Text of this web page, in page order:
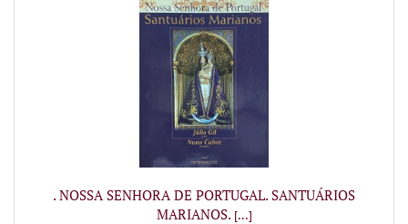
. NOSSA SENHORA DE PORTUGAL. SANTUÁRIOS
MARIANOS. [...]